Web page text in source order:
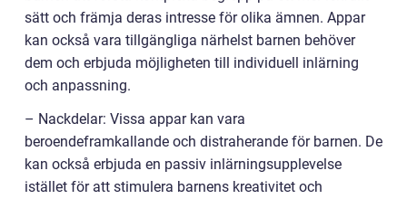
sätt och främja deras intresse för olika ämnen. Appar
kan också vara tillgängliga närhelst barnen behöver
dem och erbjuda möjligheten till individuell inlärning
och anpassning.
– Nackdelar: Vissa appar kan vara
beroendeframkallande och distraherande för barnen. De
kan också erbjuda en passiv inlärningsupplevelse
istället för att stimulera barnens kreativitet och